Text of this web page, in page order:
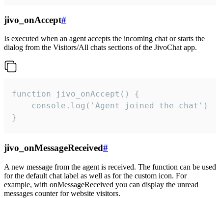
jivo_onAccept#
Is executed when an agent accepts the incoming chat or starts the
dialog from the Visitors/All chats sections of the JivoChat app.
function jivo_onAccept() {
}
jivo_onMessageReceived#
A new message from the agent is received. The function can be used
for the default chat label as well as for the custom icon. For
example, with onMessageReceived you can display the unread
messages counter for website visitors.